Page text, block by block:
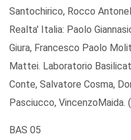
Santochirico, Rocco
Realta' Italia: Paolo
Giura, Francesco Paolo
Mattei. Laboratorio
Conte, Salvatore Cosma,
Pasciucco, VincenzoMaida.
BAS 05